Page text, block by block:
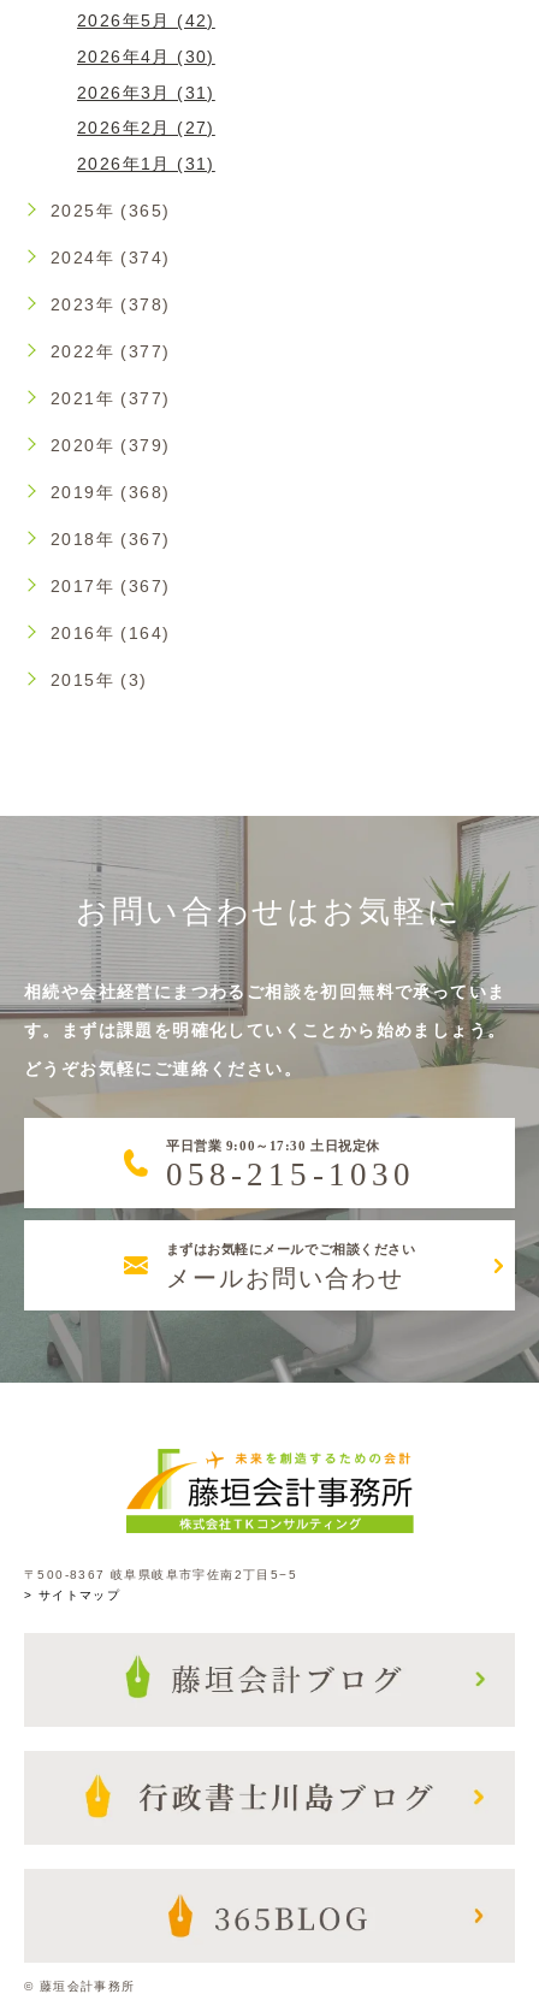
2026年5月 (42)
2026年4月 (30)
2026年3月 (31)
2026年2月 (27)
2026年1月 (31)
2025年 (365)
2024年 (374)
2023年 (378)
2022年 (377)
2021年 (377)
2020年 (379)
2019年 (368)
2018年 (367)
2017年 (367)
2016年 (164)
2015年 (3)
お問い合わせはお気軽に
相続や会社経営にまつわるご相談を初回無料で承っていま
す。まずは課題を明確化していくことから始めましょう。
どうぞお気軽にご連絡ください。
平日営業 9:00～17:30 土日祝定休
058-215-1030
まずはお気軽にメールでご相談ください
メールお問い合わせ
〒500-8367 岐阜県岐阜市宇佐南2丁目5−5
> サイトマップ
© 藤垣会計事務所